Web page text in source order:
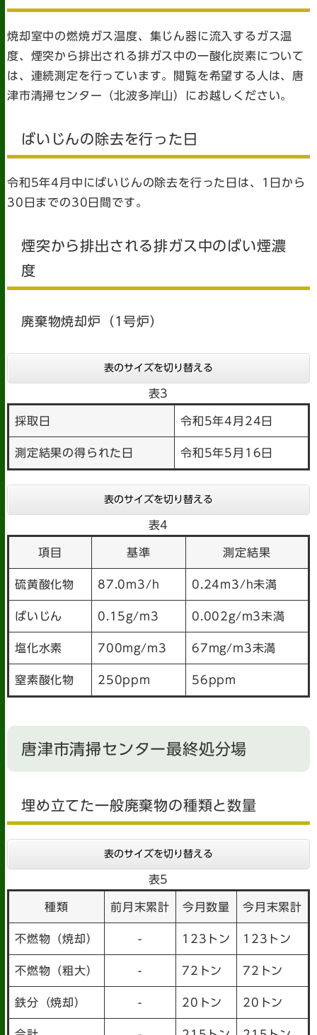
焼却室中の燃焼ガス温度、集じん器に流入するガス温
度、煙突から排出される排ガス中の一酸化炭素について
は、連続測定を行っています。閲覧を希望する人は、唐
津市清掃センター（北波多岸山）にお越しください。
ばいじんの除去を行った日
令和5年4月中にばいじんの除去を行った日は、1日から
30日までの30日間です。
煙突から排出される排ガス中のばい煙濃
度
廃棄物焼却炉（1号炉）
表のサイズを切り替える
表3
採取日 令和5年4月24日
測定結果の得られた日 令和5年5月16日
表のサイズを切り替える
表4
項目 基準 測定結果
硫黄酸化物 87.0m3/h 0.24m3/h未満
ばいじん 0.15g/m3 0.002g/m3未満
塩化水素 700mg/m3 67mg/m3未満
窒素酸化物 250ppm 56ppm
唐津市清掃センター最終処分場
埋め立てた一般廃棄物の種類と数量
表のサイズを切り替える
表5
種類 前月末累計 今月数量 今月末累計
不燃物（焼却） - 123トン 123トン
不燃物（粗大） - 72トン 72トン
鉄分（焼却） - 20トン 20トン